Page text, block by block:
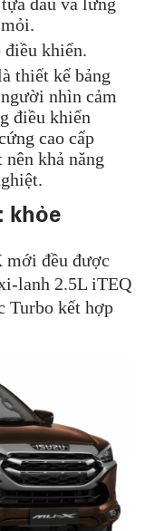
khiển.
thiết kế bảng
nhìn cảm
điều khiển
cao cấp
khả năng
khỏe
mới đều được
lanh 2.5L iTEQ
Turbo kết hợp